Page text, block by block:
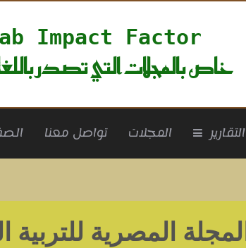
Impact Factor
خاص بالمجلات التي تصدر
تواصل معنا المجلات التقارير
المجلة المصرية للتربية